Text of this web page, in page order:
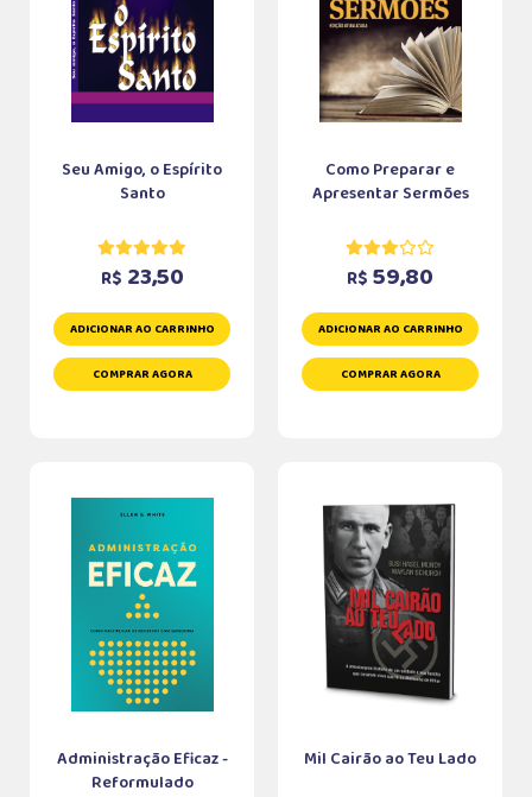
Seu Amigo, o Espírito
Santo
R$ 23,50
ADICIONAR AO CARRINHO
COMPRAR AGORA
Como Preparar e
Apresentar Sermões
R$ 59,80
ADICIONAR AO CARRINHO
COMPRAR AGORA
Administração Eficaz -
Reformulado
Mil Cairão ao Teu Lado